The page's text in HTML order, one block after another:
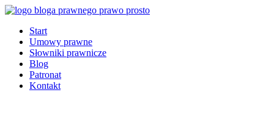
Start
Umowy prawne
Słowniki prawnicze
Blog
Patronat
Kontakt